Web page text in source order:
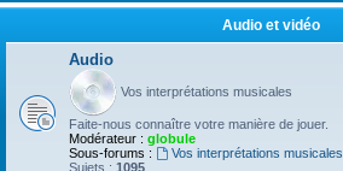
Audio et vidéo
Audio
Vos interprétations musicales
Faite-nous connaître votre manière de jouer.
Modérateur : globule
Sous-forums :
Vos interprétations musicales
Sujets : 1095